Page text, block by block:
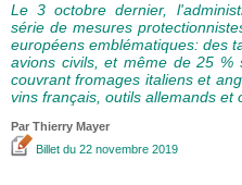
Le 3 octobre dernier,
série de mesures
européens emblématiques: des
avions civils, et même de 25
couvrant fromages italiens et
vins français, outils allemands et
Par Thierry Mayer
Billet du 22 novembre 2019